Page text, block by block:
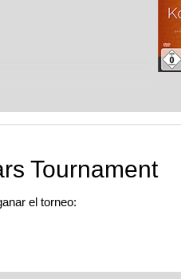
Tournament
el torneo: